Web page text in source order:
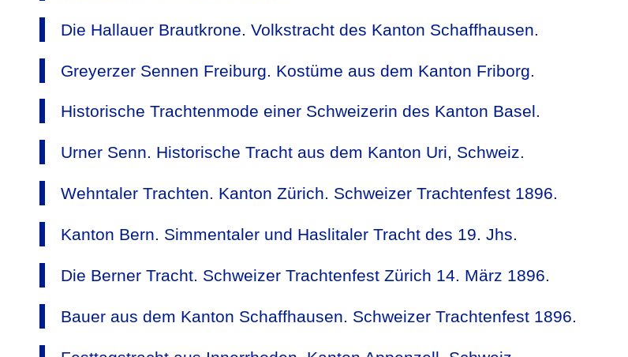
Die Hallauer Brautkrone. Volkstracht des Kanton Schaffhausen.
Greyerzer Sennen Freiburg. Kostüme aus dem Kanton Friborg.
Historische Trachtenmode einer Schweizerin des Kanton Basel.
Urner Senn. Historische Tracht aus dem Kanton Uri, Schweiz.
Wehntaler Trachten. Kanton Zürich. Schweizer Trachtenfest 1896.
Kanton Bern. Simmentaler und Haslitaler Tracht des 19. Jhs.
Die Berner Tracht. Schweizer Trachtenfest Zürich 14. März 1896.
Bauer aus dem Kanton Schaffhausen. Schweizer Trachtenfest 1896.